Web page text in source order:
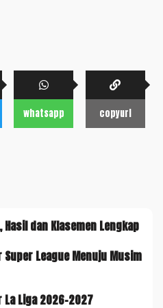
whatsapp copyurl
Hasil dan Klasemen Lengkap
League Menuju Musim
Liga 2026-2027